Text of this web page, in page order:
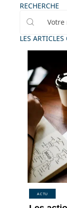
RECHERCHE
LES ARTICLES
ACTU